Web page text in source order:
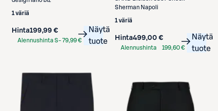
1 väriä
Hinta199,99 €
Alennushinta S-79,99 €
Näytä
tuote
Sherman Napoli
1 väriä
Hinta499,00 €
Alennushinta
199,60 €
Näytä
tuote